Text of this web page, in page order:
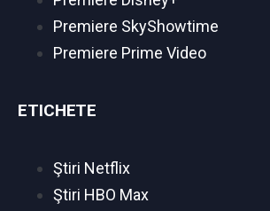
Premiere SkyShowtime
Premiere Prime Video
ETICHETE
Ştiri Netflix
Ştiri HBO Max